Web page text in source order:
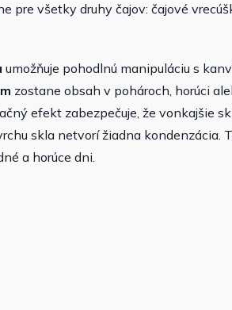
pre všetky druhy čajov: čajové
umožňuje pohodlnú manipuláciu s
zostane obsah v pohároch, horúci
efekt zabezpečuje, že vonkajšie
skla netvorí žiadna kondenzácia.
a horúce dni.